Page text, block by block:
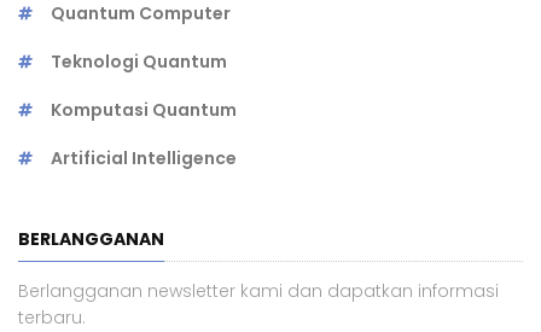
Quantum Computer
Teknologi Quantum
Komputasi Quantum
Artificial Intelligence
BERLANGGANAN
Berlangganan newsletter kami dan dapatkan informasi
terbaru.